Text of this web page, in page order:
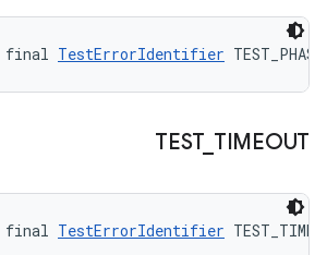
final TestErrorIdentifier
TEST_ TIMEOUT
final TestErrorIdentifier